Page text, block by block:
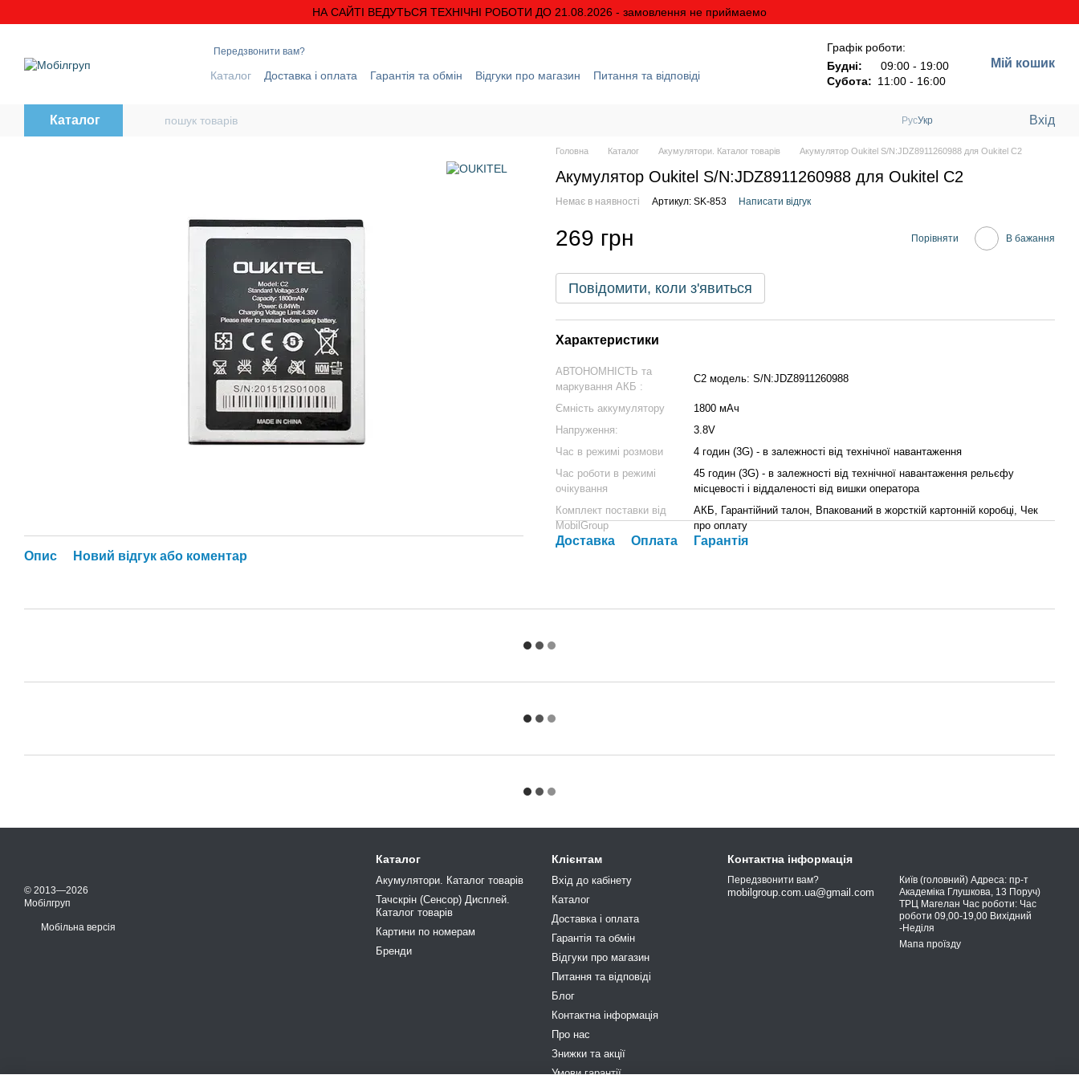
НА САЙТІ ВЕДУТЬСЯ ТЕХНІЧНІ РОБОТИ ДО 21.08.2026 - замовлення не приймаемо
Передзвонити вам?
Каталог Доставка і оплата Гарантія та обмін Відгуки про магазин
Питання та відповіді
Графік роботи:
Будні:
09:00 - 19:00
Субота: 11:00 - 16:00
Мій кошик
Каталог РусУкр Вхід
Опис Новий відгук або коментар
Головна Каталог Акумулятори. Каталог товарів Акумулятор Oukitel S/N:JDZ8911260988 для Oukitel C2
Акумулятор Oukitel S/N:JDZ8911260988 для Oukitel C2
Немає в наявності Артикул: SK-853 Написати відгук
269 грн Порівняти В бажання
Повідомити, коли з'явиться
Характеристики
АВТОНОМНІСТЬ та
маркування АКБ :
C2 модель: S/N:JDZ8911260988
Ємність аккумулятору
1800 мАч
Напруження:
3.8V
Час в режимі розмови
4 годин (3G) - в залежності від технічної навантаження
Час роботи в режимі
очікування
45 годин (3G) - в залежності від технічної навантаження рельєфу
місцевості і віддаленості від вишки оператора
Комплект поставки від
MobilGroup
АКБ, Гарантійний талон, Впакований в жорсткій картонній коробці, Чек
про оплату
Доставка Оплата Гарантія
© 2013—2026
Мобілгруп
Мобільна версія
Каталог
Акумулятори. Каталог товарів
Тачскрін (Сенсор) Дисплей.
Каталог товарів
Картини по номерам
Бренди
Клієнтам
Вхід до кабінету
Каталог
Доставка і оплата
Гарантія та обмін
Відгуки про магазин
Питання та відповіді
Блог
Контактна інформація
Про нас
Знижки та акції
Умови гарантії
Контактна інформація
Передзвонити вам?
mobilgroup.com.ua@gmail.com
Київ (головний) Адреса: пр-т
Академіка Глушкова, 13 Поруч)
ТРЦ Магелан Час роботи: Час
роботи 09,00-19,00 Вихідний
-Неділя
Мапа проїзду